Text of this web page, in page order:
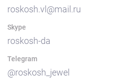
roskosh.vl@mail.ru
Skype
roskosh-da
Telegram
@roskosh_jewel